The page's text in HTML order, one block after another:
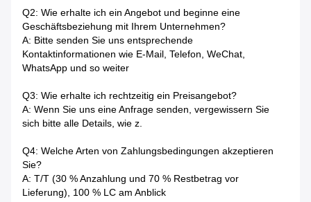
Q2: Wie erhalte ich ein Angebot und beginne eine
Geschäftsbeziehung mit Ihrem Unternehmen?
A: Bitte senden Sie uns entsprechende
Kontaktinformationen wie E-Mail, Telefon, WeChat,
WhatsApp und so weiter
Q3: Wie erhalte ich rechtzeitig ein Preisangebot?
A: Wenn Sie uns eine Anfrage senden, vergewissern Sie
sich bitte alle Details, wie z.
Q4: Welche Arten von Zahlungsbedingungen akzeptieren
Sie?
A: T/T (30 % Anzahlung und 70 % Restbetrag vor
Lieferung), 100 % LC am Anblick